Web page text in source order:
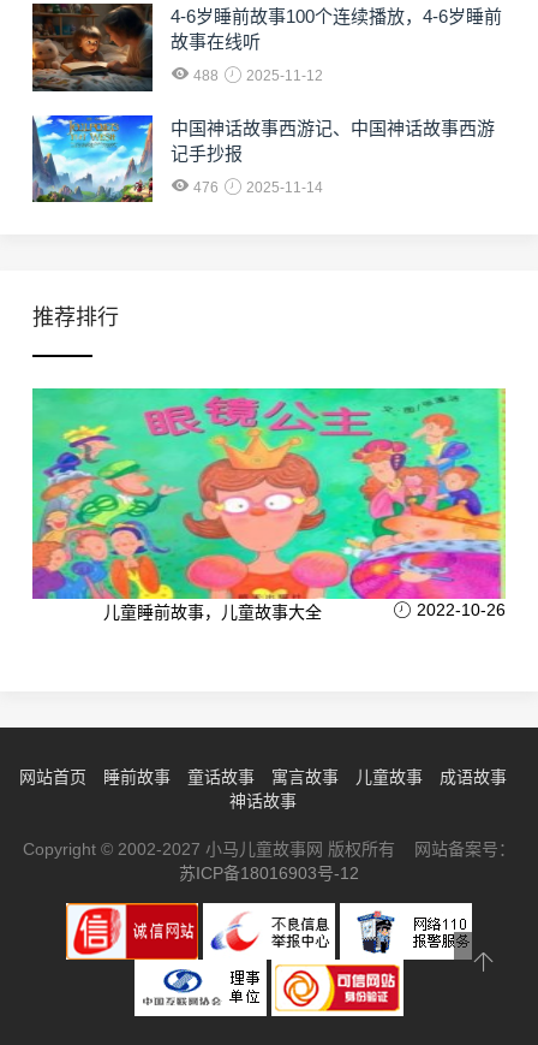
4-6岁睡前故事100个连续播放，4-6岁睡前
故事在线听
488 2025-11-12
中国神话故事西游记、中国神话故事西游
记手抄报
476 2025-11-14
推荐排行
儿童睡前故事，儿童故事大全 2022-10-26
网站首页 睡前故事 童话故事 寓言故事 儿童故事
成语故事
神话故事
Copyright © 2002-2027 小马儿童故事网 版权所有 网站备案号：
苏ICP备18016903号-12